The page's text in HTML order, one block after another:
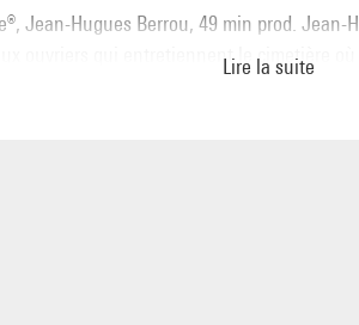
Jean-Hugues Berrou, 49 min prod. Jean-
ouvriers qui entretiennent le cimetière où
Lire la suite